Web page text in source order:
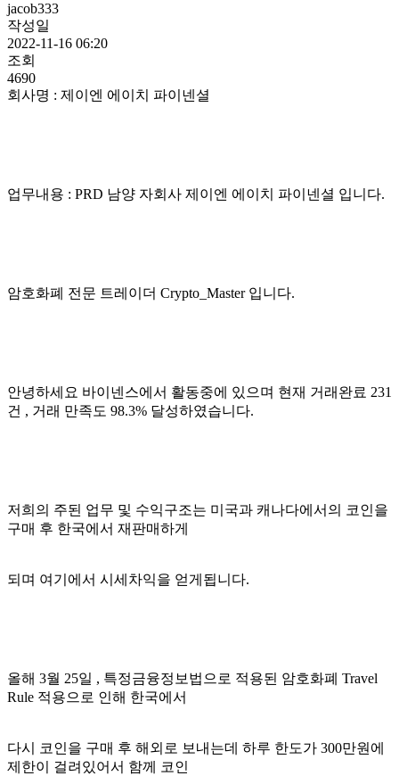
jacob333
작성일
2022-11-16 06:20
조회
4690
회사명 : 제이엔 에이치 파이넨셜
업무내용 : PRD 남양 자회사 제이엔 에이치 파이넨셜 입니다.
암호화폐 전문 트레이더 Crypto_Master 입니다.
안녕하세요 바이넨스에서 활동중에 있으며 현재 거래완료 231
건 , 거래 만족도 98.3% 달성하였습니다.
저희의 주된 업무 및 수익구조는 미국과 캐나다에서의 코인을
구매 후 한국에서 재판매하게
되며 여기에서 시세차익을 얻게됩니다.
올해 3월 25일 , 특정금융정보법으로 적용된 암호화폐 Travel
Rule 적용으로 인해 한국에서
다시 코인을 구매 후 해외로 보내는데 하루 한도가 300만원에
제한이 걸려있어서 함께 코인